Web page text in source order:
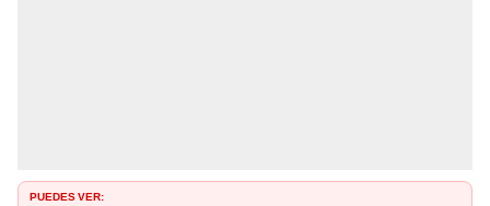
PUEDES VER: